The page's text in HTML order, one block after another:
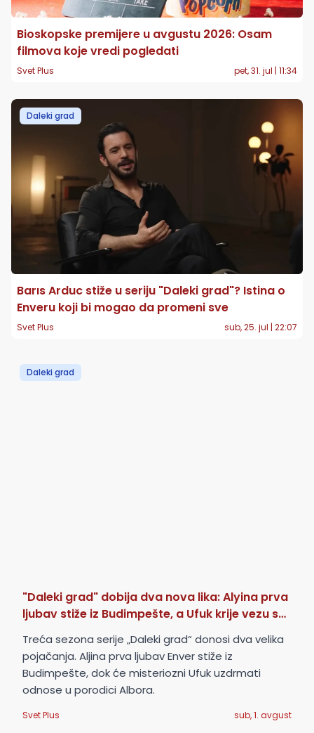
Bioskopske premijere u avgustu 2026: Osam
filmova koje vredi pogledati
Svet Plus pet, 31. jul | 11:34
Daleki grad
Barıs Arduc stiže u seriju "Daleki grad"? Istina o
Enveru koji bi mogao da promeni sve
Svet Plus sub, 25. jul | 22:07
Daleki grad
"Daleki grad" dobija dva nova lika: Alyina prva
ljubav stiže iz Budimpešte, a Ufuk krije vezu sa
Alborama
Treća sezona serije „Daleki grad“ donosi dva velika
pojačanja. Aljina prva ljubav Enver stiže iz
Budimpešte, dok će misteriozni Ufuk uzdrmati
odnose u porodici Albora.
Svet Plus sub, 1. avgust